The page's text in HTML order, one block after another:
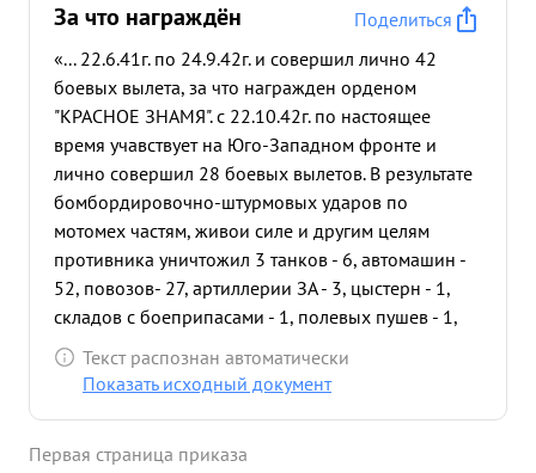
За что награждён
Поделиться
«... 22.6.41г. по 24.9.42г. и совершил лично 42
боевых вылета, за что награжден орденом
"КРАСНОЕ ЗНАМЯ". с 22.10.42г. по настоящее
время учавствует на Юго-Западном фронте и
лично совершил 28 боевых вылетов. В результате
бомбордировочно-штурмовых ударов по
мотомех частям, живои силе и другим целям
противника уничтожил 3 танков - 6, автомашин -
52, повозов- 27, артиллерии ЗА - 3, цыстерн - 1,
складов с боеприпасами - 1, полевых пушев - 1,
уничтожил и рассеял до 420 солдат и офицеров
противника. Под его личным руководством
повозов - 75, артиллерии ЗА 1 5, цыстерн - 6,
Текст распознан автоматически
Показать исходный документ
Первая страница приказа